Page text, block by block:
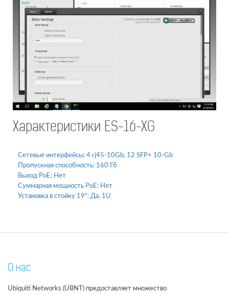
Характеристики ES-16-XG
Сетевые интерфейсы: 4 rj45-10Gb, 12 SFP+ 10-Gb
Пропускная способность: 160 Гб
Выход PoE: Нет
Суммарная мощность PoE: Нет
Установка в стойку 19": Да, 1U
О нас
Ubiquiti Networks (UBNT) предоставляет множество